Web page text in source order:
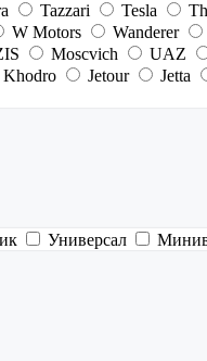
Tazzari Tesla
W Motors Wanderer
Moscvich UAZ
Khodro Jetour Jetta
Универсал